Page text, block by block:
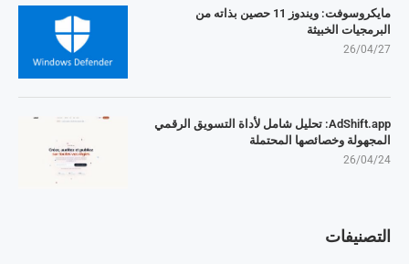
مايكروسوفت: ويندوز 11 حصين بذاته من
البرمجيات الخبيثة
26/04/27
AdShift.app: تحليل شامل لأداة التسويق الرقمي
المجهولة وخصائصها المحتملة
26/04/24
التصنيفات